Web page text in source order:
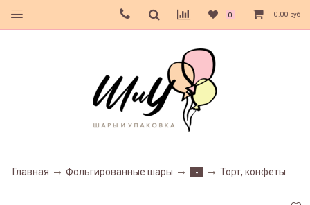
0 0.00 руб
Главная Фольгированные шары - Торт, конфеты